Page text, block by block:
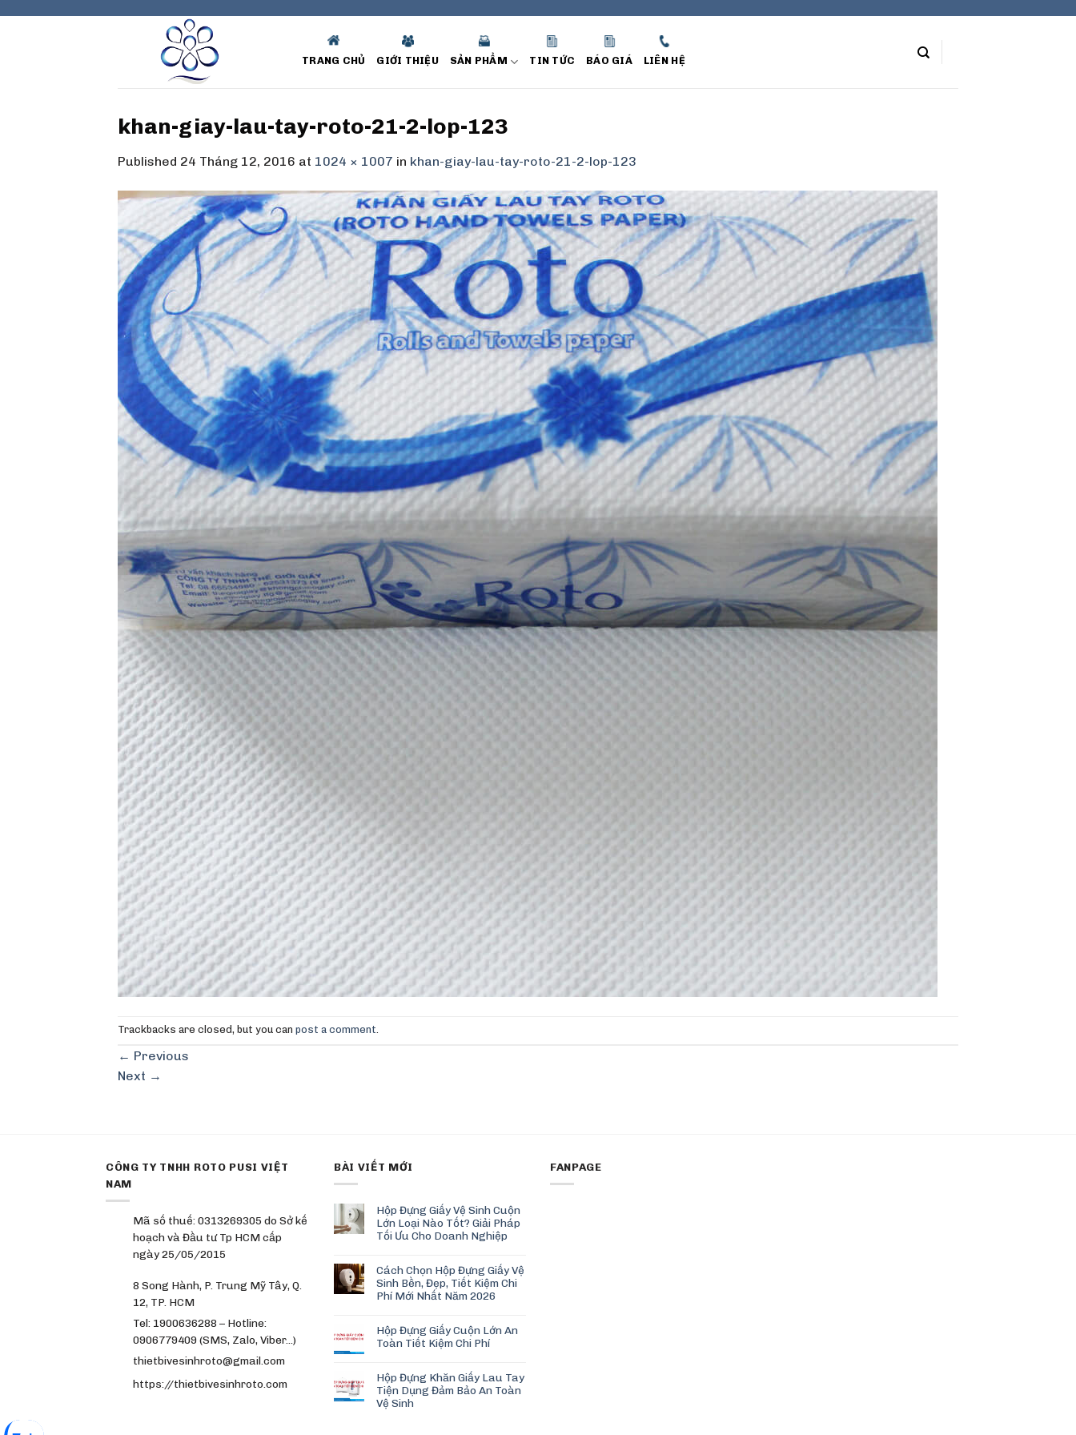
TRANG CHỦ GIỚI THIỆU SẢN PHẨM TIN TỨC BÁO GIÁ LIÊN HỆ
khan-giay-lau-tay-roto-21-2-lop-123
Published 24 Tháng 12, 2016 at 1024 × 1007 in khan-giay-lau-tay-roto-21-2-lop-123
Trackbacks are closed, but you can post a comment
← Previous
Next →
CÔNG TY TNHH ROTO PUSI VIỆT
NAM
Mã số thuế: 0313269305 do Sở kế
hoạch và Đầu tư Tp HCM cấp
ngày 25/05/2015
8 Song Hành, P. Trung Mỹ Tây, Q.
12, TP. HCM
Tel: 1900636288 – Hotline:
0906779409 (SMS, Zalo, Viber…)
thietbivesinhroto@gmail.com
https://thietbivesinhroto.com
BÀI VIẾT MỚI
Hộp Đựng Giấy Vệ Sinh Cuộn
Lớn Loại Nào Tốt? Giải Pháp
Tối Ưu Cho Doanh Nghiệp
Cách Chọn Hộp Đựng Giấy Vệ
Sinh Bền, Đẹp, Tiết Kiệm Chi
Phí Mới Nhất Năm 2026
Hộp Đựng Giấy Cuộn Lớn An
Toàn Tiết Kiệm Chi Phí
Hộp Đựng Khăn Giấy Lau Tay
Tiện Dụng Đảm Bảo An Toàn
Vệ Sinh
FANPAGE